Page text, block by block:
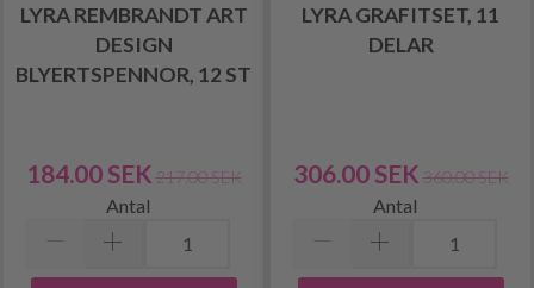
LYRA REMBRANDT ART
DESIGN
BLYERTSPENNOR, 12 ST
184.00 SEK 217.00 SEK
Antal
LYRA GRAFITSET, 11
DELAR
306.00 SEK 360.00 SEK
Antal